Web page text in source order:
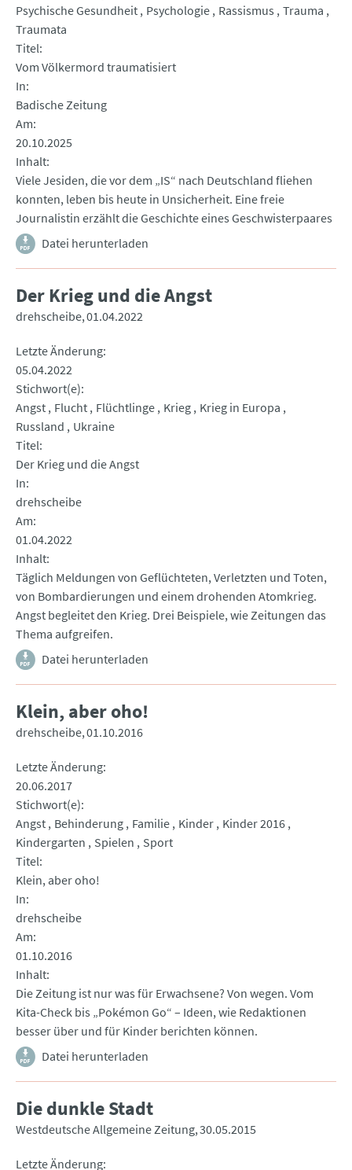
Psychische Gesundheit Psychologie Rassismus Trauma
Traumata
Titel
Vom Völkermord traumatisiert
In
Badische Zeitung
Am
20.10.2025
Inhalt
Viele Jesiden, die vor dem „IS“ nach Deutschland fliehen
konnten, leben bis heute in Unsicherheit. Eine freie
Journalistin erzählt die Geschichte eines Geschwisterpaares
Datei herunterladen
Der Krieg und die Angst
drehscheibe 01.04.2022
Letzte Änderung
05.04.2022
Stichwort(e)
Angst Flucht Flüchtlinge Krieg Krieg in Europa
Russland
Ukraine
Titel
Der Krieg und die Angst
In
drehscheibe
Am
01.04.2022
Inhalt
Täglich Meldungen von Geflüchteten, Verletzten und Toten,
von Bombardierungen und einem drohenden Atomkrieg.
Angst begleitet den Krieg. Drei Beispiele, wie Zeitungen das
Thema aufgreifen.
Datei herunterladen
Klein, aber oho!
drehscheibe 01.10.2016
Letzte Änderung
20.06.2017
Stichwort(e)
Angst Behinderung Familie Kinder Kinder 2016
Kindergarten
Spielen
Sport
Titel
Klein, aber oho!
In
drehscheibe
Am
01.10.2016
Inhalt
Die Zeitung ist nur was für Erwachsene? Von wegen. Vom
Kita-Check bis „Pokémon Go“ – Ideen, wie Redaktionen
besser über und für Kinder berichten können.
Datei herunterladen
Die dunkle Stadt
Westdeutsche Allgemeine Zeitung 30.05.2015
Letzte Änderung